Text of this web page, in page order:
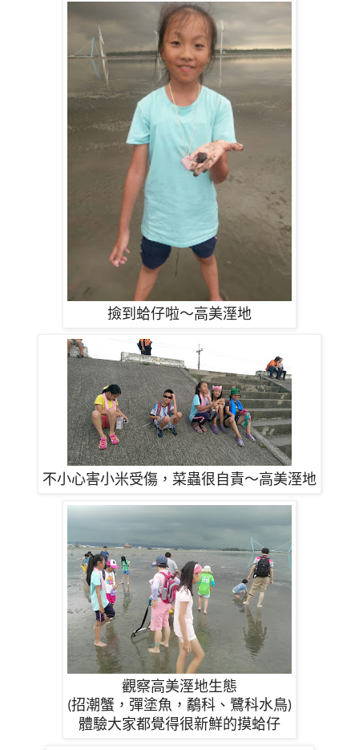
撿到蛤仔啦～高美溼地
不小心害小米受傷，菜蟲很自責～高美溼地
觀察高美溼地生態
(招潮蟹，彈塗魚，鷸科、鷺科水鳥)
體驗大家都覺得很新鮮的摸蛤仔